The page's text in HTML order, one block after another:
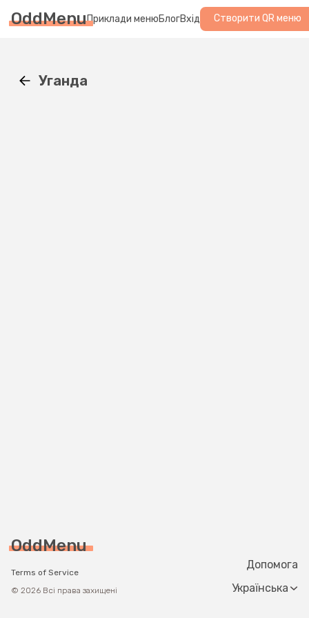
OddMenuПриклади менюБлогВхід Створити QR меню
Уганда
OddMenu
Terms of Service
© 2026 Всі права захищені
Допомога
Change